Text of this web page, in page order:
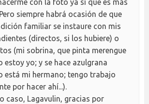
con la foto ya sí que es más
siempre habrá ocasión de que
familiar se instaure con mis
(directos, si los hubiere) o
(mi sobrina, que pinta merengue
estoy yo; y se hace azulgrana
está mi hermano; tengo trabajo
por hacer ahí...).
caso, Lagavulin, gracias por